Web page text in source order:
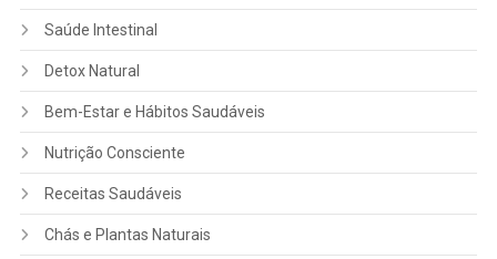
Saúde Intestinal
Detox Natural
Bem-Estar e Hábitos Saudáveis
Nutrição Consciente
Receitas Saudáveis
Chás e Plantas Naturais